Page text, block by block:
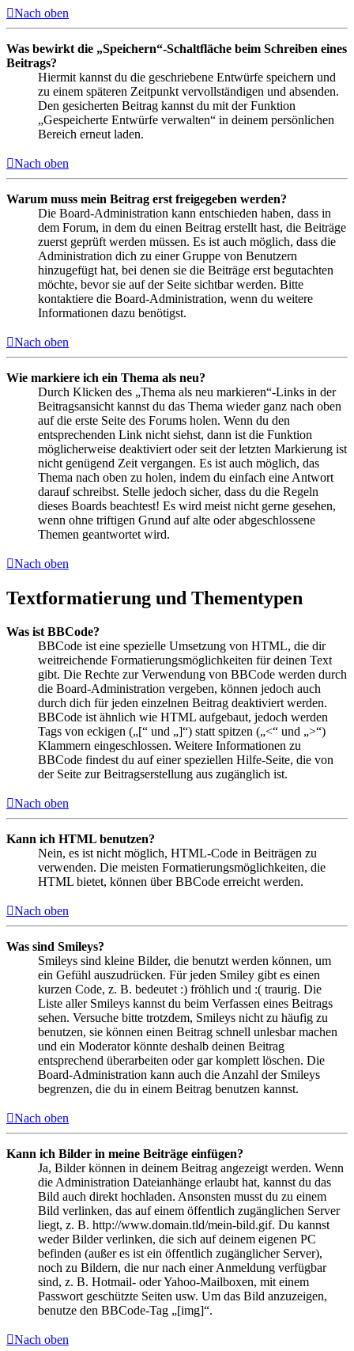
Nach oben
Was bewirkt die „Speichern“-Schaltfläche beim Schreiben eines
Beitrags?
Hiermit kannst du die geschriebene Entwürfe speichern und
zu einem späteren Zeitpunkt vervollständigen und absenden.
Den gesicherten Beitrag kannst du mit der Funktion
„Gespeicherte Entwürfe verwalten“ in deinem persönlichen
Bereich erneut laden.
Nach oben
Warum muss mein Beitrag erst freigegeben werden?
Die Board-Administration kann entschieden haben, dass in
dem Forum, in dem du einen Beitrag erstellt hast, die Beiträge
zuerst geprüft werden müssen. Es ist auch möglich, dass die
Administration dich zu einer Gruppe von Benutzern
hinzugefügt hat, bei denen sie die Beiträge erst begutachten
möchte, bevor sie auf der Seite sichtbar werden. Bitte
kontaktiere die Board-Administration, wenn du weitere
Informationen dazu benötigst.
Nach oben
Wie markiere ich ein Thema als neu?
Durch Klicken des „Thema als neu markieren“-Links in der
Beitragsansicht kannst du das Thema wieder ganz nach oben
auf die erste Seite des Forums holen. Wenn du den
entsprechenden Link nicht siehst, dann ist die Funktion
möglicherweise deaktiviert oder seit der letzten Markierung ist
nicht genügend Zeit vergangen. Es ist auch möglich, das
Thema nach oben zu holen, indem du einfach eine Antwort
darauf schreibst. Stelle jedoch sicher, dass du die Regeln
dieses Boards beachtest! Es wird meist nicht gerne gesehen,
wenn ohne triftigen Grund auf alte oder abgeschlossene
Themen geantwortet wird.
Nach oben
Textformatierung und Thementypen
Was ist BBCode?
BBCode ist eine spezielle Umsetzung von HTML, die dir
weitreichende Formatierungsmöglichkeiten für deinen Text
gibt. Die Rechte zur Verwendung von BBCode werden durch
die Board-Administration vergeben, können jedoch auch
durch dich für jeden einzelnen Beitrag deaktiviert werden.
BBCode ist ähnlich wie HTML aufgebaut, jedoch werden
Tags von eckigen („[“ und „]“) statt spitzen („<“ und „>“)
Klammern eingeschlossen. Weitere Informationen zu
BBCode findest du auf einer speziellen Hilfe-Seite, die von
der Seite zur Beitragserstellung aus zugänglich ist.
Nach oben
Kann ich HTML benutzen?
Nein, es ist nicht möglich, HTML-Code in Beiträgen zu
verwenden. Die meisten Formatierungsmöglichkeiten, die
HTML bietet, können über BBCode erreicht werden.
Nach oben
Was sind Smileys?
Smileys sind kleine Bilder, die benutzt werden können, um
ein Gefühl auszudrücken. Für jeden Smiley gibt es einen
kurzen Code, z. B. bedeutet :) fröhlich und :( traurig. Die
Liste aller Smileys kannst du beim Verfassen eines Beitrags
sehen. Versuche bitte trotzdem, Smileys nicht zu häufig zu
benutzen, sie können einen Beitrag schnell unlesbar machen
und ein Moderator könnte deshalb deinen Beitrag
entsprechend überarbeiten oder gar komplett löschen. Die
Board-Administration kann auch die Anzahl der Smileys
begrenzen, die du in einem Beitrag benutzen kannst.
Nach oben
Kann ich Bilder in meine Beiträge einfügen?
Ja, Bilder können in deinem Beitrag angezeigt werden. Wenn
die Administration Dateianhänge erlaubt hat, kannst du das
Bild auch direkt hochladen. Ansonsten musst du zu einem
Bild verlinken, das auf einem öffentlich zugänglichen Server
liegt, z. B. http://www.domain.tld/mein-bild.gif. Du kannst
weder Bilder verlinken, die sich auf deinem eigenen PC
befinden (außer es ist ein öffentlich zugänglicher Server),
noch zu Bildern, die nur nach einer Anmeldung verfügbar
sind, z. B. Hotmail- oder Yahoo-Mailboxen, mit einem
Passwort geschützte Seiten usw. Um das Bild anzuzeigen,
benutze den BBCode-Tag „[img]“.
Nach oben